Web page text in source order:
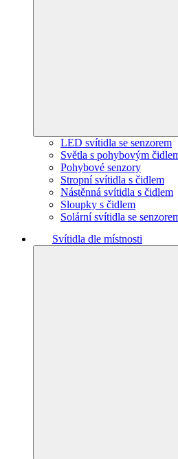
LED svítidla se senzorem
Světla s pohybovým
Pohybové senzory
Stropní svítidla s čidlem
Nástěnná svítidla s čidlem
Sloupky s čidlem
Solární svítidla se
Svítidla dle místnosti